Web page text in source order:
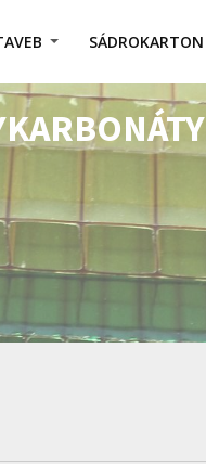
SÁDROKARTON